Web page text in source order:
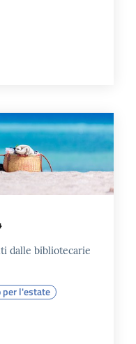
dalle bibliotecarie
per l'estate